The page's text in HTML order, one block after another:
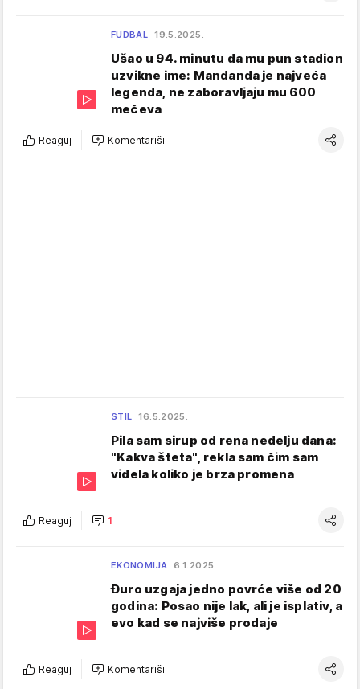
FUDBAL 19.5.2025.
Ušao u 94. minutu da mu pun stadion
uzvikne ime: Mandanda je najveća
legenda, ne zaboravljaju mu 600
mečeva
Reaguj Komentariši
STIL 16.5.2025.
Pila sam sirup od rena nedelju dana:
"Kakva šteta", rekla sam čim sam
videla koliko je brza promena
Reaguj 1
EKONOMIJA 6.1.2025.
Đuro uzgaja jedno povrće više od 20
godina: Posao nije lak, ali je isplativ, a
evo kad se najviše prodaje
Reaguj Komentariši